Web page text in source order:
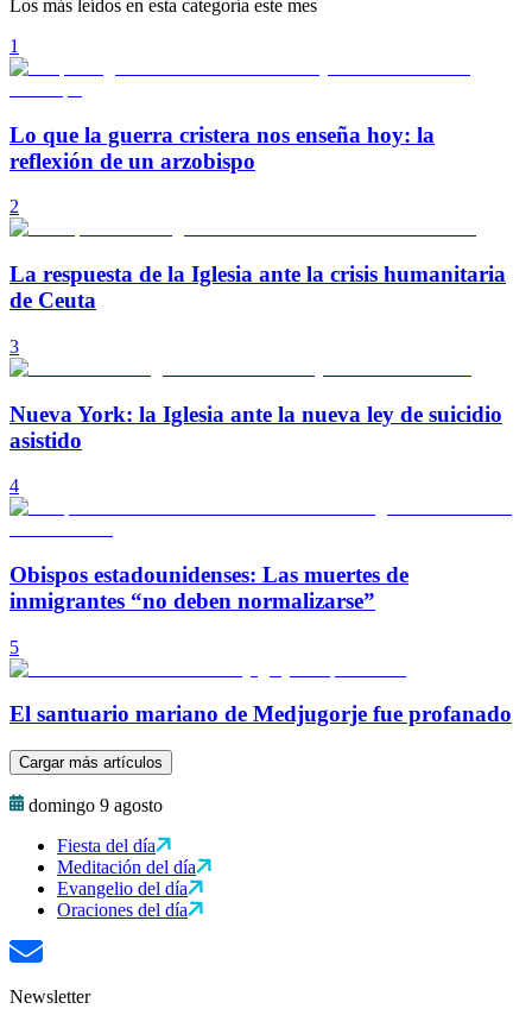
Los más leídos en esta categoría este mes
1
Lo que la guerra cristera nos enseña hoy: la
reflexión de un arzobispo
2
La respuesta de la Iglesia ante la crisis humanitaria
de Ceuta
3
Nueva York: la Iglesia ante la nueva ley de suicidio
asistido
4
Obispos estadounidenses: Las muertes de
inmigrantes “no deben normalizarse”
5
El santuario mariano de Medjugorje fue profanado
Cargar más artículos
domingo 9 agosto
Fiesta del día
Meditación del día
Evangelio del día
Oraciones del día
Newsletter